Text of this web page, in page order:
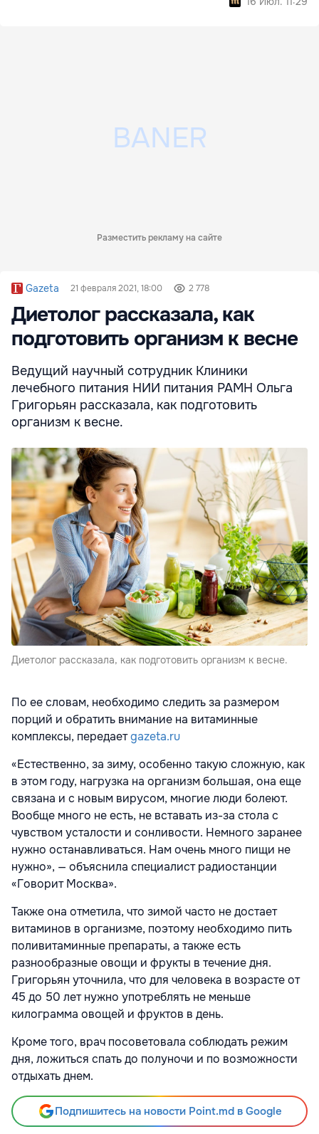
Разместить рекламу на сайте
Gazeta 21 февраля 2021, 18:00 2 778
Диетолог рассказала, как
подготовить организм к весне
Ведущий научный сотрудник Клиники
лечебного питания НИИ питания РАМН Ольга
Григорьян рассказала, как подготовить
организм к весне.
Диетолог рассказала, как подготовить организм к весне.
По ее словам, необходимо следить за размером
порций и обратить внимание на витаминные
комплексы, передаетgazeta.ru
«Естественно, за зиму, особенно такую сложную, как
в этом году, нагрузка на организм большая, она еще
связана и с новым вирусом, многие люди болеют.
Вообще много не есть, не вставать из-за стола с
чувством усталости и сонливости. Немного заранее
нужно останавливаться. Нам очень много пищи не
нужно», — объяснила специалист радиостанции
«Говорит Москва».
Также она отметила, что зимой часто не достает
витаминов в организме, поэтому необходимо пить
поливитаминные препараты, а также есть
разнообразные овощи и фрукты в течение дня.
Григорьян уточнила, что для человека в возрасте от
45 до 50 лет нужно употреблять не меньше
килограмма овощей и фруктов в день.
Кроме того, врач посоветовала соблюдать режим
дня, ложиться спать до полуночи и по возможности
отдыхать днем.
Подпишитесь на новости Point.md в Google